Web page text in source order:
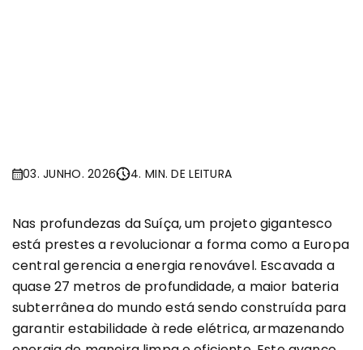
03. JUNHO. 2026 4. MIN. DE LEITURA
Nas profundezas da Suíça, um projeto gigantesco
está prestes a revolucionar a forma como a Europa
central gerencia a energia renovável. Escavada a
quase 27 metros de profundidade, a maior bateria
subterrânea do mundo está sendo construída para
garantir estabilidade à rede elétrica, armazenando